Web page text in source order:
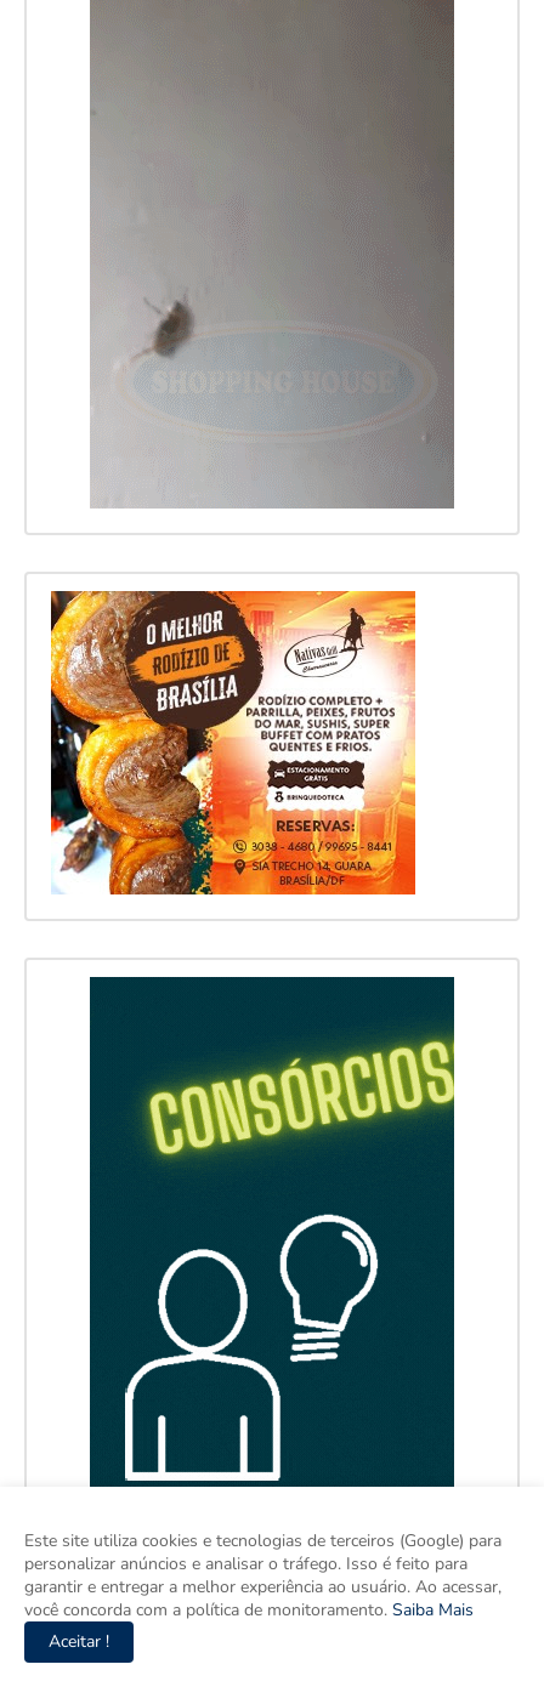
Este site utiliza cookies e tecnologias de terceiros (Google) para
personalizar anúncios e analisar o tráfego. Isso é feito para
garantir e entregar a melhor experiência ao usuário. Ao acessar,
você concorda com a política de monitoramento. Saiba Mais
Aceitar !